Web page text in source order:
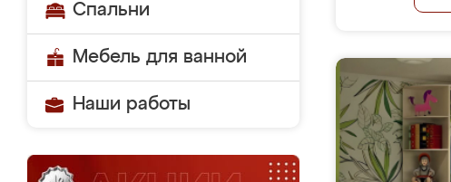
Спальни
Мебель для ванной
Наши работы